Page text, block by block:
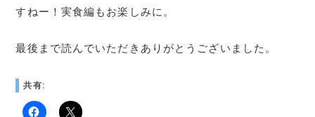
すねー！実食編もお楽しみに。
最後まで読んでいただきありがとうございました。
共有: